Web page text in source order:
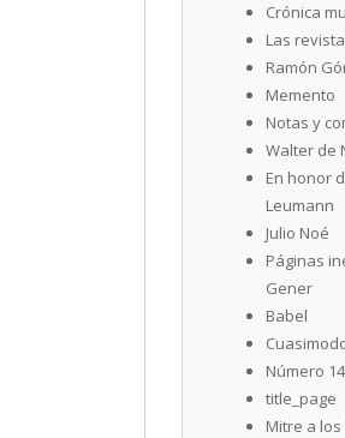
Crónica
Las
Ramón
Memento
Notas y
Walter de
En honor
Leumann
Julio Noé
Páginas
Gener
Babel
Número
title_page
Mitre a